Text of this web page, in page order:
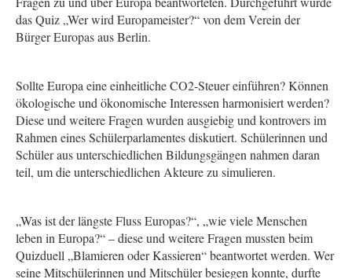
das Quiz „Wer wird Europameister?“ von dem Verein der
Bürger Europas aus Berlin.
Sollte Europa eine einheitliche CO2-Steuer einführen? Können
ökologische und ökonomische Interessen harmonisiert werden?
Diese und weitere Fragen wurden ausgiebig und kontrovers im
Rahmen eines Schülerparlamentes diskutiert. Schülerinnen und
Schüler aus unterschiedlichen Bildungsgängen nahmen daran
teil, um die unterschiedlichen Akteure zu simulieren.
„Was ist der längste Fluss Europas?“, „wie viele Menschen
leben in Europa?“ – diese und weitere Fragen mussten beim
Quizduell „Blamieren oder Kassieren“ beantwortet werden. Wer
seine Mitschülerinnen und Mitschüler besiegen konnte, durfte